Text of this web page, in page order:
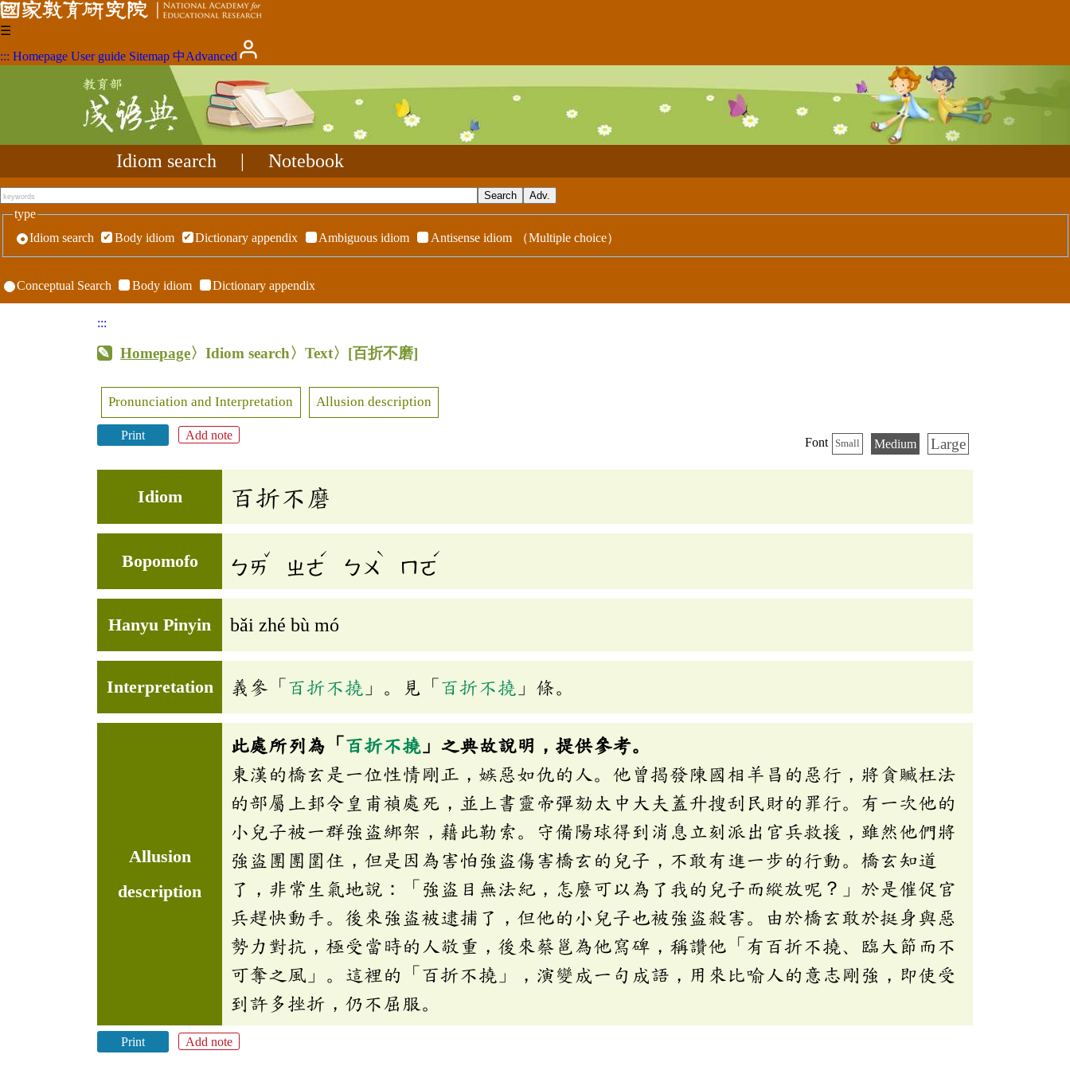
☰
::: Homepage User guide Sitemap 中Advanced
Idiom search Notebook
type
Idiom search
Body idiom Dictionary appendix Ambiguous idiom Antisense idiom （Multiple choice）
Conceptual Search Body idiom Dictionary appendix
:::
Homepage〉Idiom search〉Text〉 [百折不磨]
Pronunciation and Interpretation Allusion description
Print Add note
Font Small Medium Large
Idiom 百折不磨
Bopomofo ㄅㄞ
ˇ
ㄓㄜ
ˊ
ㄅㄨ
ˋ
ㄇㄛ
ˊ
Hanyu Pinyin bǎi zhé bù mó
Interpretation 義參「 百折不撓 」。見「 百折不撓 」條。
Allusion
description
此處所列為「 百折不撓 」之典故說明，提供參考。
東漢的橋玄是一位性情剛正，嫉惡如仇的人。他曾揭發陳國相羊昌的惡行，將貪贓枉法
的部屬上邽令皇甫禎處死，並上書靈帝彈劾太中大夫蓋升搜刮民財的罪行。有一次他的
小兒子被一群強盜綁架，藉此勒索。守備陽球得到消息立刻派出官兵救援，雖然他們將
強盜團團圍住，但是因為害怕強盜傷害橋玄的兒子，不敢有進一步的行動。橋玄知道
了，非常生氣地說：「強盜目無法紀，怎麼可以為了我的兒子而縱放呢？」於是催促官
兵趕快動手。後來強盜被逮捕了，但他的小兒子也被強盜殺害。由於橋玄敢於挺身與惡
勢力對抗，極受當時的人敬重，後來蔡邕為他寫碑，稱讚他「有百折不撓、臨大節而不
可奪之風」。這裡的「百折不撓」，演變成一句成語，用來比喻人的意志剛強，即使受
到許多挫折，仍不屈服。
Print Add note